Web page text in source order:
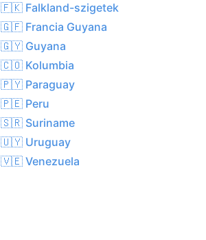
🇫🇰 Falkland-szigetek
🇬🇫 Francia Guyana
🇬🇾 Guyana
🇨🇴 Kolumbia
🇵🇾 Paraguay
🇵🇪 Peru
🇸🇷 Suriname
🇺🇾 Uruguay
🇻🇪 Venezuela